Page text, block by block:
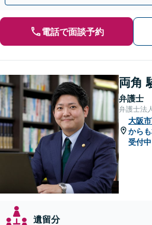
電話で面談予約
両角
弁護士
弁護士法
大阪
から
受付中
遺留分